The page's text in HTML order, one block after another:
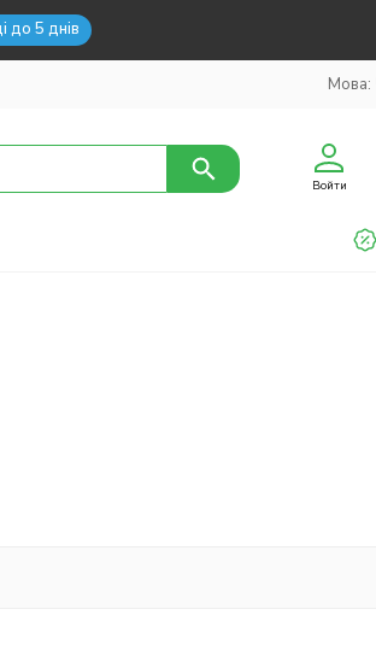
до 5 днів
Мова:
Войти